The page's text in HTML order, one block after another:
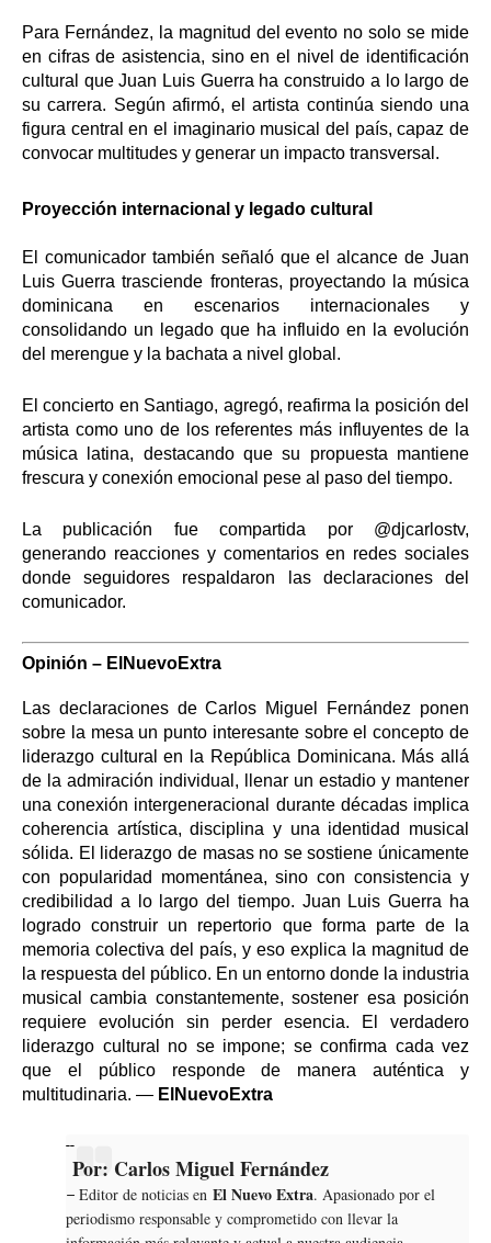
Para Fernández, la magnitud del evento no solo se mide
en cifras de asistencia, sino en el nivel de identificación
cultural que Juan Luis Guerra ha construido a lo largo de
su carrera. Según afirmó, el artista continúa siendo una
figura central en el imaginario musical del país, capaz de
convocar multitudes y generar un impacto transversal.
Proyección internacional y legado cultural
El comunicador también señaló que el alcance de Juan
Luis Guerra trasciende fronteras, proyectando la música
dominicana en escenarios internacionales y
consolidando un legado que ha influido en la evolución
del merengue y la bachata a nivel global.
El concierto en Santiago, agregó, reafirma la posición del
artista como uno de los referentes más influyentes de la
música latina, destacando que su propuesta mantiene
frescura y conexión emocional pese al paso del tiempo.
La publicación fue compartida por @djcarlostv,
generando reacciones y comentarios en redes sociales
donde seguidores respaldaron las declaraciones del
comunicador.
Opinión – ElNuevoExtra
Las declaraciones de Carlos Miguel Fernández ponen
sobre la mesa un punto interesante sobre el concepto de
liderazgo cultural en la República Dominicana. Más allá
de la admiración individual, llenar un estadio y mantener
una conexión intergeneracional durante décadas implica
coherencia artística, disciplina y una identidad musical
sólida. El liderazgo de masas no se sostiene únicamente
con popularidad momentánea, sino con consistencia y
credibilidad a lo largo del tiempo. Juan Luis Guerra ha
logrado construir un repertorio que forma parte de la
memoria colectiva del país, y eso explica la magnitud de
la respuesta del público. En un entorno donde la industria
musical cambia constantemente, sostener esa posición
requiere evolución sin perder esencia. El verdadero
liderazgo cultural no se impone; se confirma cada vez
que el público responde de manera auténtica y
multitudinaria. — ElNuevoExtra
--
Por: Carlos Miguel Fernández
– Editor de noticias en El Nuevo Extra. Apasionado por el
periodismo responsable y comprometido con llevar la